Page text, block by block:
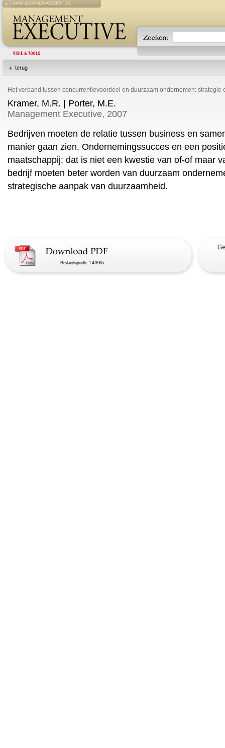
NAAR BOOMMANAGEMENT.NL
terug
Het verband tussen concurrentievoordeel en duurzaam ondernemen: strategie
Kramer, M.R. | Porter, M.E.
Management Executive, 2007
Bedrijven moeten de relatie tussen business en
manier gaan zien. Ondernemingssucces en een
maatschappij: dat is niet een kwestie van of-of maar
bedrijf moeten beter worden van duurzaam
strategische aanpak van duurzaamheid.
Bestandsgrootte: 1.478 Kb